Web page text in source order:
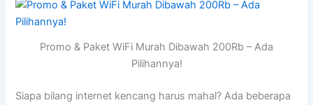
Promo & Paket WiFi Murah Dibawah 200Rb – Ada
Pilihannya!
Siapa bilang internet kencang harus mahal? Ada beberapa